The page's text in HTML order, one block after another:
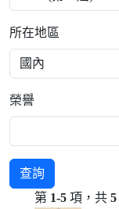
所在地區
榮譽
查詢
第 1-5 項，共 5